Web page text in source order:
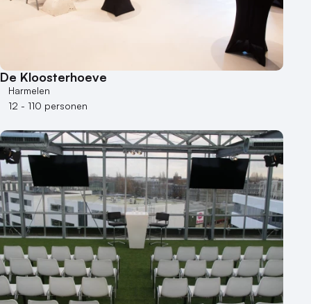
De Kloosterhoeve
Harmelen
12 - 110 personen